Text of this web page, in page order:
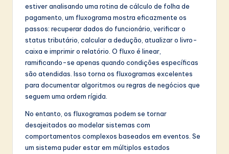
estiver analisando uma rotina de cálculo de folha de
pagamento, um fluxograma mostra eficazmente os
passos: recuperar dados do funcionário, verificar o
status tributário, calcular a dedução, atualizar o livro-
caixa e imprimir o relatório. O fluxo é linear,
ramificando-se apenas quando condições específicas
são atendidas. Isso torna os fluxogramas excelentes
para documentar algoritmos ou regras de negócios que
seguem uma ordem rígida.
No entanto, os fluxogramas podem se tornar
desajeitados ao modelar sistemas com
comportamentos complexos baseados em eventos. Se
um sistema puder estar em múltiplos estados